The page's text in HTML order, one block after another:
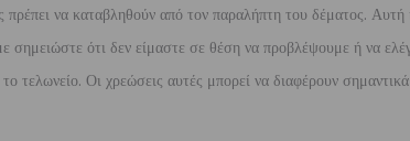
πρέπει να καταβληθούν από τον παραλήπτη του δέματος.
σημειώστε ότι δεν είμαστε σε θέση να προβλέψουμε ή να
τελωνείο. Οι χρεώσεις αυτές μπορεί να διαφέρουν